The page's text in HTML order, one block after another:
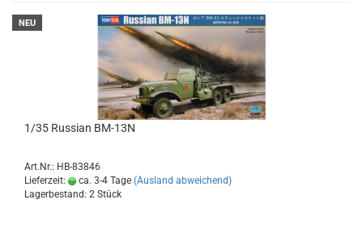
NEU
1/35 Russian BM-13N
Art.Nr.: HB-83846
Lieferzeit:
ca. 3-4 Tage (Ausland abweichend)
Lagerbestand: 2 Stück